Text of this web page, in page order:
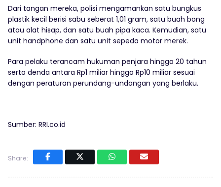
Dari tangan mereka, polisi mengamankan satu bungkus
plastik kecil berisi sabu seberat 1,01 gram, satu buah bong
atau alat hisap, dan satu buah pipa kaca. Kemudian, satu
unit handphone dan satu unit sepeda motor merek.
Para pelaku terancam hukuman penjara hingga 20 tahun
serta denda antara Rp1 miliar hingga Rp10 miliar sesuai
dengan peraturan perundang-undangan yang berlaku.
Sumber: RRI.co.id
Share: